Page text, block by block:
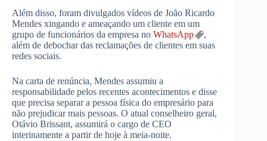
Além disso, foram divulgados vídeos de João Ricardo
Mendes xingando e ameaçando um cliente em um
grupo de funcionários da empresa no WhatsApp
,
além de debochar das reclamações de clientes em suas
redes sociais.
Na carta de renúncia, Mendes assumiu a
responsabilidade pelos recentes acontecimentos e disse
que precisa separar a pessoa física do empresário para
não prejudicar mais pessoas. O atual conselheiro geral,
Otávio Brissant, assumirá o cargo de CEO
interinamente a partir de hoje à meia-noite.